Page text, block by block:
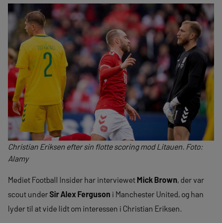
Christian Eriksen efter sin flotte scoring mod Litauen. Foto:
Alamy
Mediet Football Insider har interviewet Mick Brown, der var
scout underSir Alex Ferguson i Manchester United, og han
lyder til at vide lidt om interessen i Christian Eriksen.